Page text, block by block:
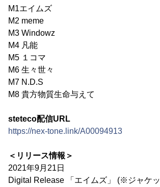
M1エイムズ
M2 meme
M3 Windowz
M4 凡能
M5 １コマ
M6 生々世々
M7 N.D.S
M8 貴方物質生命与えて
steteco配信URL
https://nex-tone.link/A00094913
＜リリース情報＞
2021年9月21日
Digital Release 「エイムズ」 (※ジャケ